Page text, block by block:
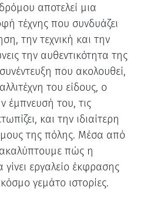
τέχνης που συνδυάζει
την τεχνική και την
την αυθεντικότητα της
που ακολουθεί,
του είδους, ο
έμπνευσή του, τις
και την ιδιαίτερη
της πόλης. Μέσα από
πώς η
εργαλείο έκφρασης
γεμάτο ιστορίες.